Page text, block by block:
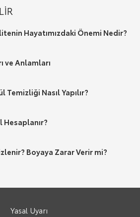
Hayatımızdaki Önemi Nedir?
ve Anlamları
Temizliği Nasıl Yapılır?
Hesaplanır?
Boyaya Zarar Verir mi?
Yasal Uyarı